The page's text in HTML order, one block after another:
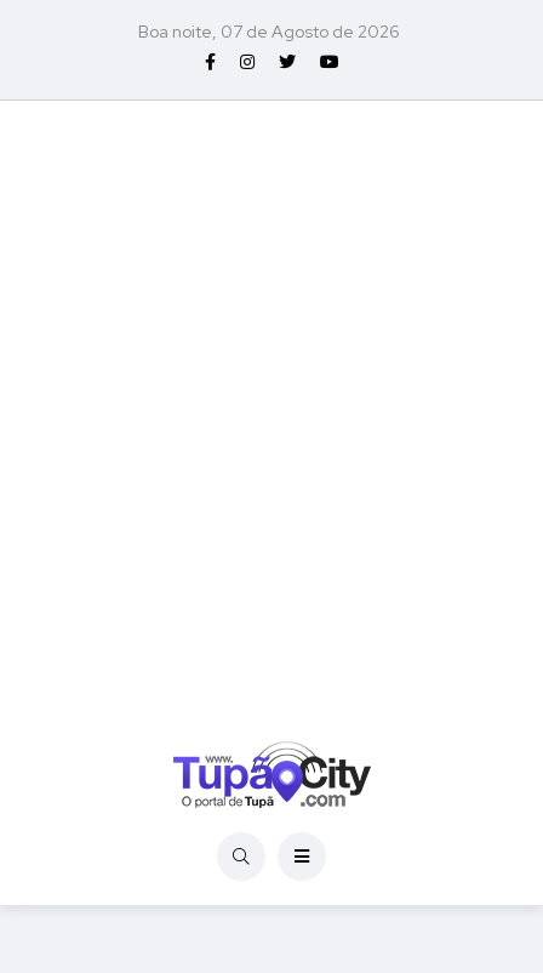
Boa noite, 07 de Agosto de 2026